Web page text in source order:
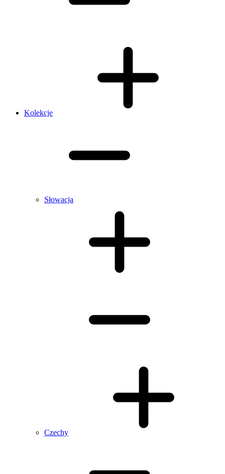
Kolekcje
Słowacja
Czechy